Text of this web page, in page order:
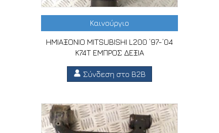
Καινούργιο
ΗΜΙΑΞΟΝΙΟ MITSUBISHI L200 ’97-’04
K74T ΕΜΠΡΟΣ ΔΕΞΙΑ
Σύνδεση στο B2B